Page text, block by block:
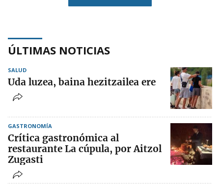
ÚLTIMAS NOTICIAS
SALUD
Uda luzea, baina hezitzailea ere
GASTRONOMÍA
Crítica gastronómica al
restaurante La cúpula, por Aitzol
Zugasti